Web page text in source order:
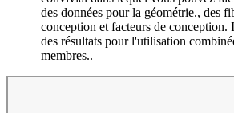
des données pour la géométrie., des
conception et facteurs de conception.
des résultats pour l'utilisation
membres..